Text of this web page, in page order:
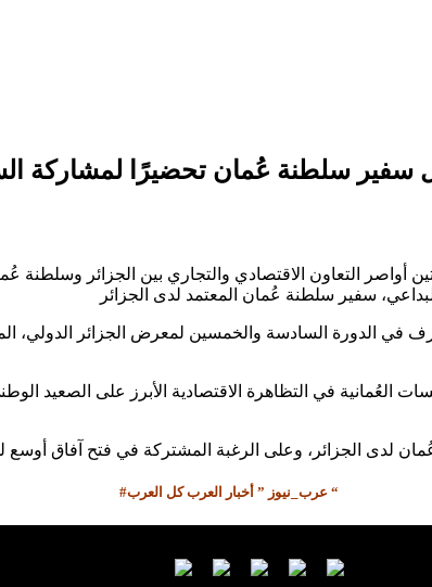
أواصر التعاون الاقتصادي والتجاري بين الجزائر
الدورة السادسة والخمسين لمعرض الجزائر الدولي،
في التظاهرة الاقتصادية الأبرز على الصعيد
#عرب_نيوز ” أخبار العرب كل العرب “